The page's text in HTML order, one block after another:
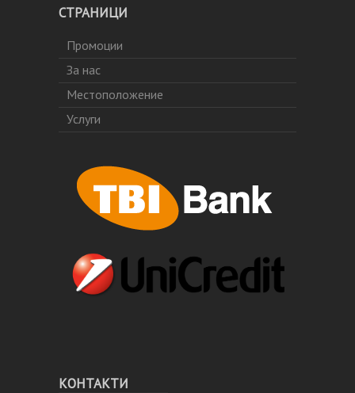
СТРАНИЦИ
Промоции
За нас
Местоположение
Услуги
КОНТАКТИ